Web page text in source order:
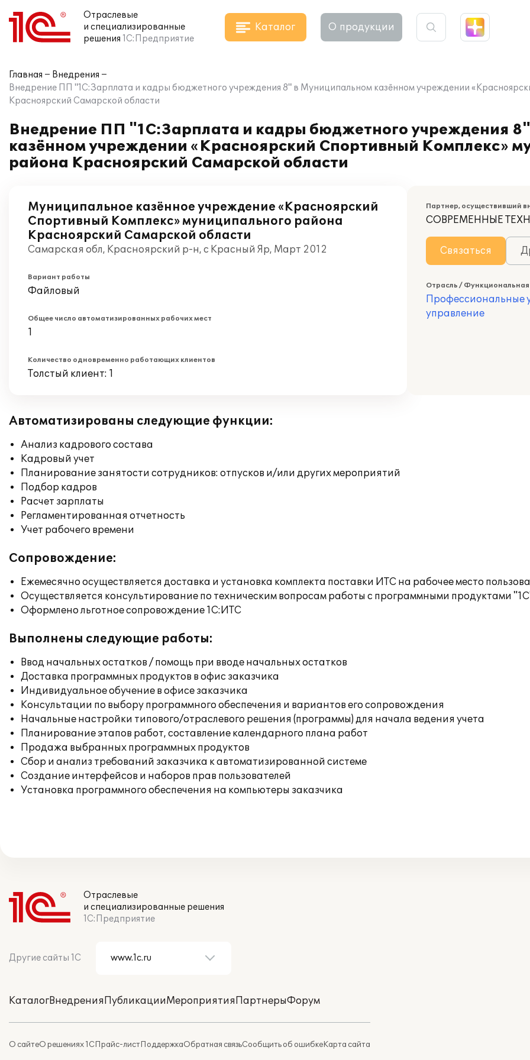
Отраслевые
и специализированные
решения 1С:Предприятие
Каталог О продукции
Главная
Внедрения
Внедрение ПП "1С:Зарплата и кадры бюджетного учреждения 8" в Муниципальном казённом учреждении
Красноярский Самарской области
Внедрение ПП "1С:Зарплата и кадры бюджетного учреждения
казённом учреждении «Красноярский Спортивный Комплекс»
района Красноярский Самарской области
Муниципальное казённое учреждение «Красноярский
Спортивный Комплекс» муниципального района
Красноярский Самарской области
Самарская обл, Красноярский р-н, с Красный Яр, Март 2012
Вариант работы
Файловый
Общее число автоматизированных рабочих мест
1
Количество одновременно работающих клиентов
Толстый клиент: 1
Партнер, осуществивший
СОВРЕМЕННЫЕ
Связаться
Отрасль / Функциональная
Профессиональные
управление
Автоматизированы следующие функции:
Анализ кадрового состава
Кадровый учет
Планирование занятости сотрудников: отпусков и/или других мероприятий
Подбор кадров
Расчет зарплаты
Регламентированная отчетность
Учет рабочего времени
Сопровождение:
Ежемесячно осуществляется доставка и установка комплекта поставки ИТС на рабочее место
Осуществляется консультирование по техническим вопросам работы с программными продуктами
Оформлено льготное сопровождение 1С:ИТС
Выполнены следующие работы:
Ввод начальных остатков / помощь при вводе начальных остатков
Доставка программных продуктов в офис заказчика
Индивидуальное обучение в офисе заказчика
Консультации по выбору программного обеспечения и вариантов его сопровождения
Начальные настройки типового/отраслевого решения (программы) для начала ведения учета
Планирование этапов работ, составление календарного плана работ
Продажа выбранных программных продуктов
Сбор и анализ требований заказчика к автоматизированной системе
Создание интерфейсов и наборов прав пользователей
Установка программного обеспечения на компьютеры заказчика
Отраслевые
и специализированные решения
1С:Предприятие
Другие сайты 1С
КаталогВнедренияПубликацииМероприятияПартнерыФорум
О сайтеО решениях 1СПрайс-листПоддержкаОбратная связьСообщить об ошибкеКарта сайта